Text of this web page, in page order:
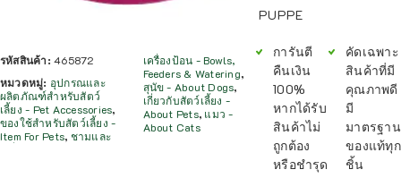
รหัสสินค้า:465872
หมวดหมู่: อุปกรณและ
ผลิตภัณฑ์สำหรับสัตว์
เลี้ยง - Pet Accessories,
ของใช้สำหรับสัตว์เลี้ยง -
Item For Pets, ชามและ
เครื่องป้อน - Bowls,
Feeders & Watering,
สุนัข - About Dogs,
เกี่ยวกับสัตว์เลี้ยง -
About Pets, แมว -
About Cats
PUPPE
การันตี
คืนเงิน
100%
หากได้รับ
สินค้าไม่
ถูกต้อง
หรือชำรุด
คัดเฉพาะ
สินค้าที่มี
คุณภาพดี
มี
มาตรฐาน
ของแท้ทุก
ชิ้น